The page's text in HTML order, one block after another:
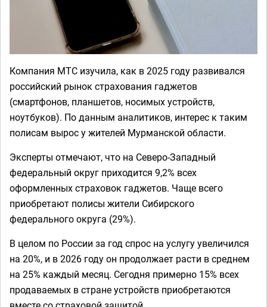
Компания МТС изучила, как в 2025 году развивался
российский рынок страхования гаджетов
(смартфонов, планшетов, носимых устройств,
ноутбуков). По данным аналитиков, интерес к таким
полисам вырос у жителей Мурманской области.
Эксперты отмечают, что на Северо-Западный
федеральный округ приходится 9,2% всех
оформленных страховок гаджетов. Чаще всего
приобретают полисы жители Сибирского
федерального округа (29%).
В целом по России за год спрос на услугу увеличился
на 20%, и в 2026 году он продолжает расти в среднем
на 25% каждый месяц. Сегодня примерно 15% всех
продаваемых в стране устройств приобретаются